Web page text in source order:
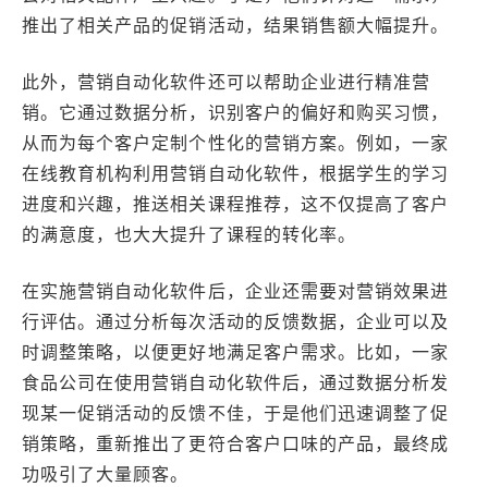
推出了相关产品的促销活动，结果销售额大幅提升。
此外，营销自动化软件还可以帮助企业进行精准营
销。它通过数据分析，识别客户的偏好和购买习惯，
从而为每个客户定制个性化的营销方案。例如，一家
在线教育机构利用营销自动化软件，根据学生的学习
进度和兴趣，推送相关课程推荐，这不仅提高了客户
的满意度，也大大提升了课程的转化率。
在实施营销自动化软件后，企业还需要对营销效果进
行评估。通过分析每次活动的反馈数据，企业可以及
时调整策略，以便更好地满足客户需求。比如，一家
食品公司在使用营销自动化软件后，通过数据分析发
现某一促销活动的反馈不佳，于是他们迅速调整了促
销策略，重新推出了更符合客户口味的产品，最终成
功吸引了大量顾客。